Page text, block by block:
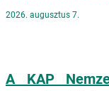
2026. augusztus 7.
A KAP